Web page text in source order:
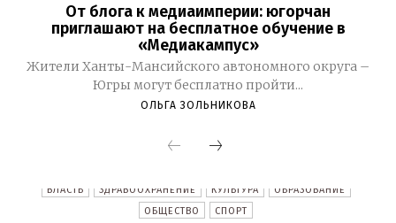
От блога к медиаимперии: югорчан
приглашают на бесплатное обучение в
«Медиакампус»
Жители Ханты-Мансийского автономного округа –
Югры могут бесплатно пройти...
ОЛЬГА ЗОЛЬНИКОВА